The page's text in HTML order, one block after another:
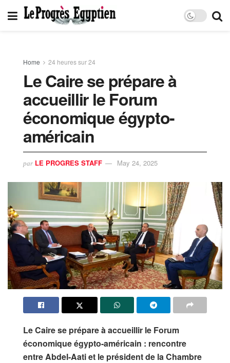
Home 24 heures sur 24
Le Caire se prépare à
accueillir le Forum
économique égypto-
américain
par LE PROGRES STAFF May 24, 2025
Le Caire se prépare à accueillir le Forum
économique égypto-américain : rencontre
entre Abdel-Aati et le président de la Chambre